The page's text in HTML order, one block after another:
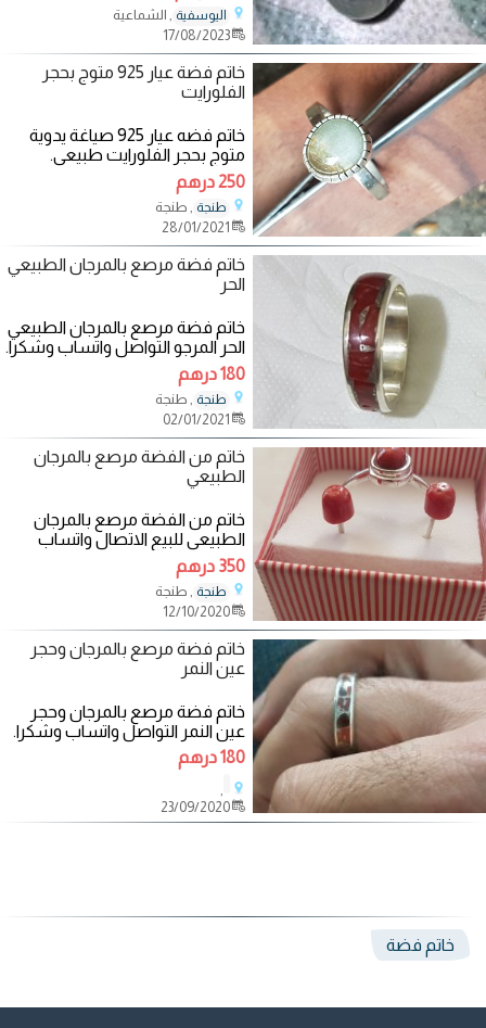
اليوسفية , الشماعية
17/08/2023
خاتم فضة عيار 925 متوج بحجر
الفلورايت
خاتم فضه عيار 925 صياغة يدوية
متوج بحجر الفلورايت طبيعي.
250 درهم
طنجة , طنجة
خاتم فضة مرصع بالمرجان الطبيعي
الحر
خاتم فضة مرصع بالمرجان الطبيعي
الحر المرجو التواصل واتساب وشكرا.
180 درهم
طنجة , طنجة
خاتم من الفضة مرصع بالمرجان
الطبيعي
خاتم من الفضة مرصع بالمرجان
الطبيعي للبيع الاتصال واتساب
350 درهم
طنجة , طنجة
12/10/2020
خاتم فضة مرصع بالمرجان وحجر
عين النمر
خاتم فضة مرصع بالمرجان وحجر
عين النمر التواصل واتساب وشكرا.
180 درهم
,
23/09/2020
خاتم فضة